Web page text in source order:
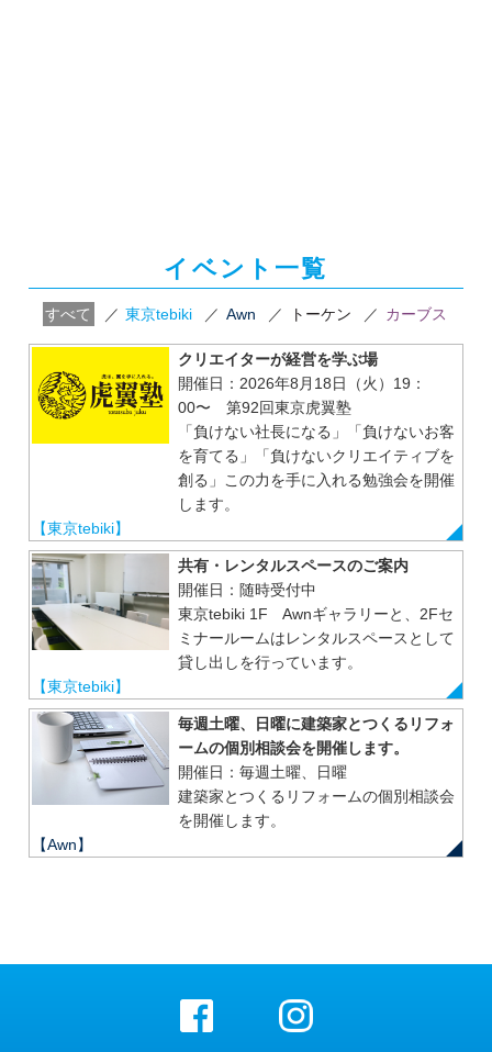
イベント一覧
すべて ／ 東京tebiki ／ Awn ／ トーケン ／ カーブス
クリエイターが経営を学ぶ場
開催日：2026年8月18日（火）19：
00〜 第92回東京虎翼塾
「負けない社長になる」「負けないお客
を育てる」「負けないクリエイティブを
創る」この力を手に入れる勉強会を開催
します。
【東京tebiki】
共有・レンタルスペースのご案内
開催日：随時受付中
東京tebiki 1F Awnギャラリーと、2Fセ
ミナールームはレンタルスペースとして
貸し出しを行っています。
【東京tebiki】
毎週土曜、日曜に建築家とつくるリフォ
ームの個別相談会を開催します。
開催日：毎週土曜、日曜
建築家とつくるリフォームの個別相談会
を開催します。
【Awn】